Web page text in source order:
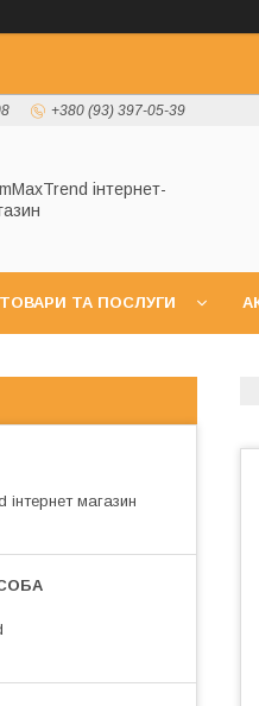
+380 (93) 397-05-39
інтернет-
ТОВАРИ ТА ПОСЛУГИ
інтернет магазин